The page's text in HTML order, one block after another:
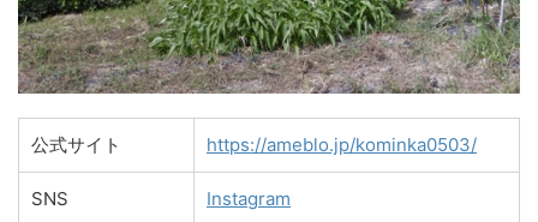
公式サイト https://ameblo.jp/kominka0503/
SNS Instagram